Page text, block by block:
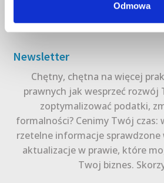
Odmowa
Newsletter
Chętny, chętna na więcej
prawnych jak wesprzeć rozwój
zoptymalizować podatki,
formalności? Cenimy Twój czas:
rzetelne informacje sprawdzone
aktualizacje w prawie, które
Twoj biznes.